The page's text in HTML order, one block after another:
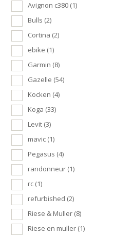
Avignon c380 (1)
Bulls (2)
Cortina (2)
ebike (1)
Garmin (8)
Gazelle (54)
Kocken (4)
Koga (33)
Levit (3)
mavic (1)
Pegasus (4)
randonneur (1)
rc (1)
refurbished (2)
Riese & Muller (8)
Riese en muller (1)